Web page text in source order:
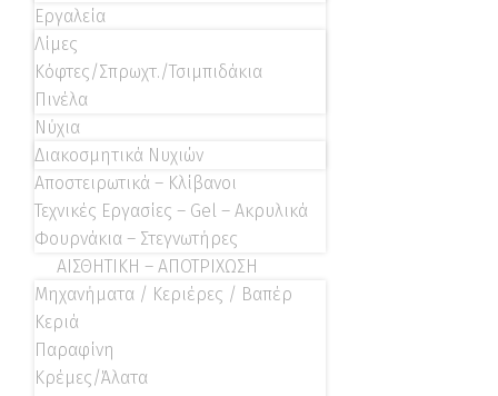
Εργαλεία
Λίμες
Κόφτες/Σπρωχτ./Τσιμπιδάκια
Πινέλα
Νύχια
Διακοσμητικά Νυχιών
Αποστειρωτικά – Κλίβανοι
Τεχνικές Εργασίες – Gel – Ακρυλικά
Φουρνάκια – Στεγνωτήρες
ΑΙΣΘΗΤΙΚΗ – ΑΠΟΤΡΙΧΩΣΗ
Μηχανήματα / Κεριέρες / Βαπέρ
Κεριά
Παραφίνη
Κρέμες/Άλατα